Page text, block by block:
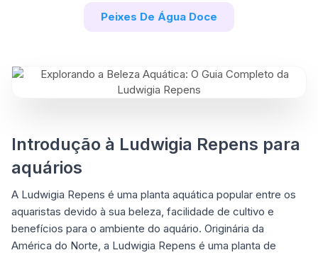
Peixes De Água Doce
Introdução à Ludwigia Repens para
aquários
A Ludwigia Repens é uma planta aquática popular entre os
aquaristas devido à sua beleza, facilidade de cultivo e
benefícios para o ambiente do aquário. Originária da
América do Norte, a Ludwigia Repens é uma planta de